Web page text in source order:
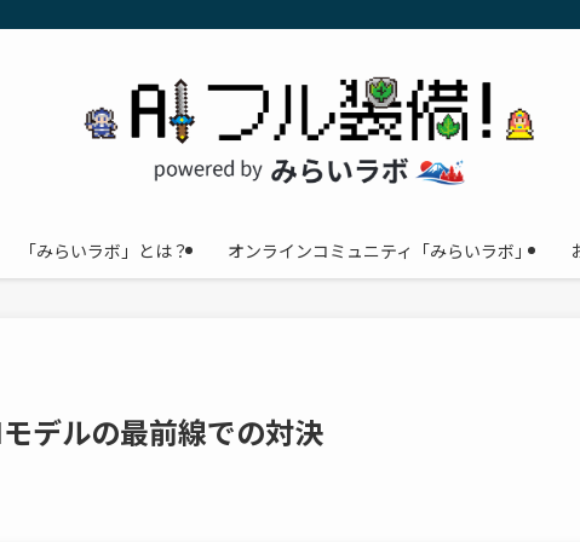
「みらいラボ」とは？ オンラインコミュニティ「みらいラボ」
デルの最前線での対決